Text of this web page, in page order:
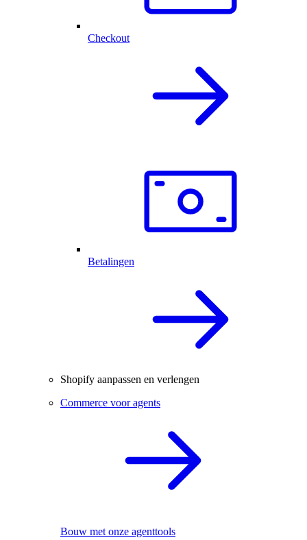
Checkout
Betalingen
Shopify aanpassen en verlengen
Commerce voor agents
Bouw met onze agenttools